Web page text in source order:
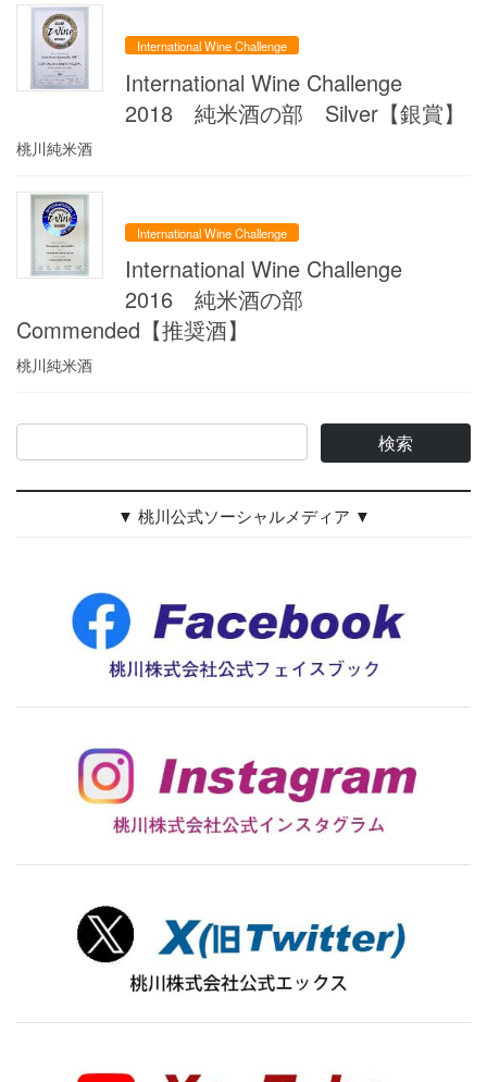
International Wine Challenge
International Wine Challenge
2018 純米酒の部 Silver【銀賞】
桃川純米酒
International Wine Challenge
International Wine Challenge
2016 純米酒の部
Commended【推奨酒】
桃川純米酒
▼ 桃川公式ソーシャルメディア ▼